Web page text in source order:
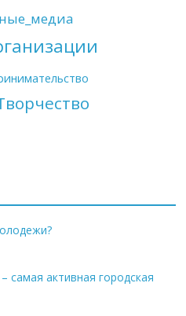
самая активная городская